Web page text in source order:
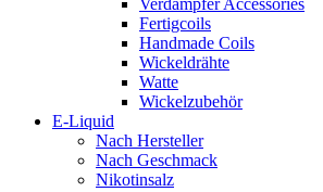
Fertigcoils
Handmade Coils
Wickeldrähte
Watte
Wickelzubehör
E-Liquid
Nach Hersteller
Nach Geschmack
Nikotinsalz